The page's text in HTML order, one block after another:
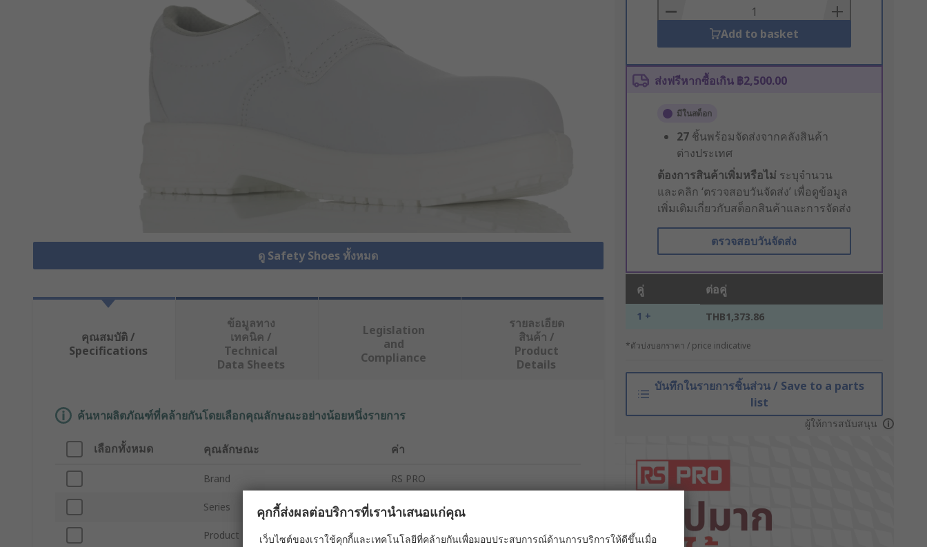
ดู Safety Shoes ทั้งหมด
Basket
Add to basket
ส่งฟรีหากซื้อเกิน ฿2,500.00
มีในสต็อก
27 ชิ้นพร้อมจัดส่งจากคลังสินค้า
ต่างประเทศ
ต้องการสินค้าเพิ่มหรือไม่ ระบุจำนวน
และคลิก ‘ตรวจสอบวันจัดส่ง’ เพื่อดูข้อมูล
เพิ่มเติมเกี่ยวกับสต็อกสินค้าและการจัดส่ง
ตรวจสอบวันจัดส่ง
คู่ ต่อคู่
1 + THB1,373.86
*ตัวบ่งบอกราคา / price indicative
บันทึกในรายการชิ้นส่วน / Save to a parts
list
ผู้ให้การสนับสนุน
คุณสมบัติ /
Specifications
ข้อมูลทาง
เทคนิค /
Technical
Data Sheets
Legislation
and
Compliance
รายละเอียด
สินค้า /
Product
Details
ค้นหาผลิตภัณฑ์ที่คล้ายกันโดยเลือกคุณลักษณะอย่างน้อยหนึ่งรายการ
เลือกทั้งหมด คุณลักษณะ ค่า
Brand RS PRO
Series P100
Product Type Safety Shoes
คุกกี้ส่งผลต่อบริการที่เรานำเสนอแก่คุณ
เว็บไซต์ของเราใช้คุกกี้และเทคโนโลยีที่คล้ายกันเพื่อมอบประสบการณ์ด้านการบริการให้ดีขึ้นเมื่อ